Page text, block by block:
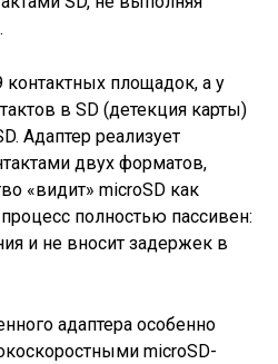
контактных площадок, а у
в SD (детекция карты)
Адаптер реализует
двух форматов,
«видит» microSD как
полностью пассивен:
и не вносит задержек в
адаптера особенно
microSD-